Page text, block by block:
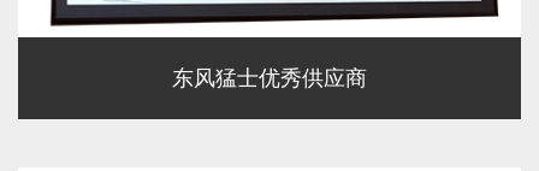
东风猛士优秀供应商